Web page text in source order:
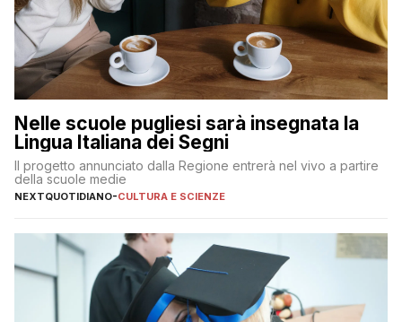
Nelle scuole pugliesi sarà insegnata la
Lingua Italiana dei Segni
Il progetto annunciato dalla Regione entrerà nel vivo a partire
della scuole medie
NEXTQUOTIDIANO-CULTURA E SCIENZE